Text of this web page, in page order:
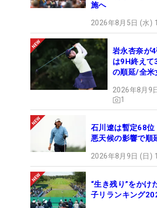
施へ
2026年8月5日 (水)
岩永杏奈が
は9H終え
の順延/全米
2026年8月9
1
石川遼は暫定68
悪天候の影響で順
2026年8月9日 (日)
“生き残り”をか
子リランキング